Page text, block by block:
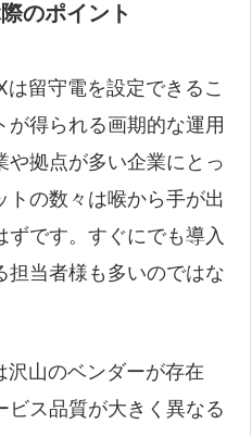
のポイント
留守電を設定できるこ
が得られる画期的な運用
や拠点が多い企業にとっ
トの数々は喉から手が出
です。すぐにでも導入
担当者様も多いのではな
沢山のベンダーが存在
ビス品質が大きく異なる